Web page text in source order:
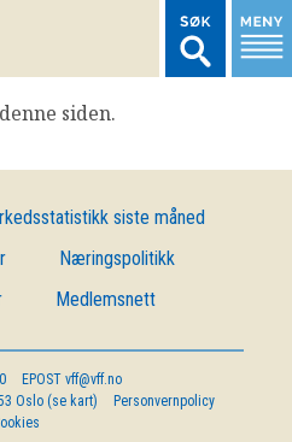
siden.
siste måned
Næringspolitikk
Medlemsnett
EPOST vff@vff.no
Oslo (se kart)
Personvernpolicy